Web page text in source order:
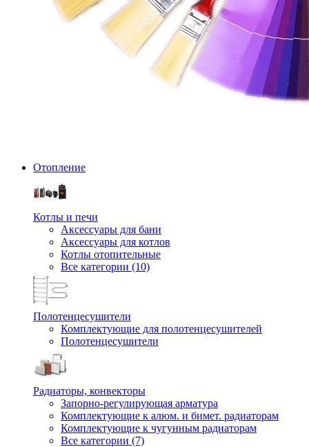
Отопление
Котлы и печи
Аксессуары для бани
Аксессуары для котлов
Котлы отопительные
Все категории (10)
Полотенцесушители
Комплектующие для полотенцесушителей
Полотенцесушители
Радиаторы, конвекторы
Запорно-регулирующая арматура
Комплектующие к алюм. и бимет. радиаторам
Комплектующие к чугунным радиаторам
Все категории (7)